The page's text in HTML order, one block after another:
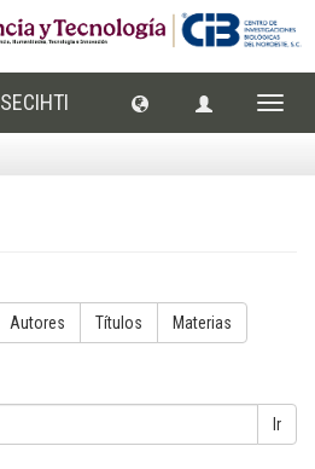
SECIHTI
Autores Títulos Materias
Ir